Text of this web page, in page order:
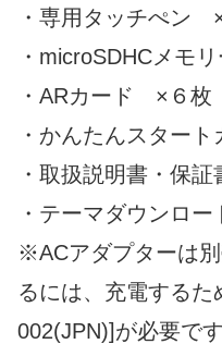
・専用タッチぺン
・microSDHCメモ
・ARカード ×６枚
・かんたんスター
・取扱説明書・保
・テーマダウンロ
※ACアダプターは
るには、充電するた
002(JPN)]が必要です